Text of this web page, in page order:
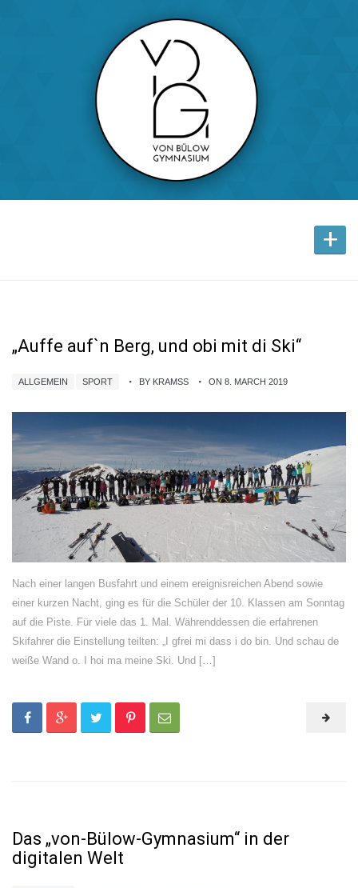
+
„Auffe auf`n Berg, und obi mit di Ski“
ALLGEMEIN SPORT BY KRAMSS ON 8. MARCH 2019
Nach einer langen Busfahrt und einem ereignisreichen Abend sowie
einer kurzen Nacht, ging es für die Schüler der 10. Klassen am Sonntag
auf die Piste. Für viele das 1. Mal. Währenddessen die erfahrenen
Skifahrer die Einstellung teilten: „I gfrei mi dass i do bin. Und schau de
weiße Wand o. I hoi ma meine Ski. Und […]
Das „von-Bülow-Gymnasium“ in der
digitalen Welt